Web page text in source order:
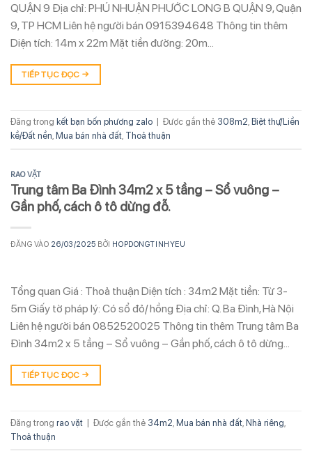
QUẬN 9 Địa chỉ: PHÚ NHUẬN PHƯỚC LONG B QUẬN 9, Quận
9, TP HCM Liên hệ người bán 0915394648 Thông tin thêm
Diện tích: 14m x 22m Mặt tiền đường: 20m…
TIẾP TỤC ĐỌC →
Đăng trong kết bạn bốn phương zalo Được gắn thẻ 308m2 Biệt thự/Liền
kề/Đất nền Mua bán nhà đất Thoả thuận
RAO VẶT
Trung tâm Ba Đình 34m2 x 5 tầng – Sổ vuông –
Gần phố, cách ô tô dừng đỗ.
ĐĂNG VÀO 26/03/2025 BỞI HOPDONGTINHYEU
Tổng quan Giá : Thoả thuận Diện tích : 34m2 Mặt tiền: Từ 3-
5m Giấy tờ pháp lý: Có sổ đỏ/ hồng Địa chỉ: Q. Ba Đình, Hà Nội
Liên hệ người bán 0852520025 Thông tin thêm Trung tâm Ba
Đình 34m2 x 5 tầng – Sổ vuông – Gần phố, cách ô tô dừng…
TIẾP TỤC ĐỌC →
Đăng trong rao vặt | Được gắn thẻ 34m2 Mua bán nhà đất Nhà riêng
Thoả thuận